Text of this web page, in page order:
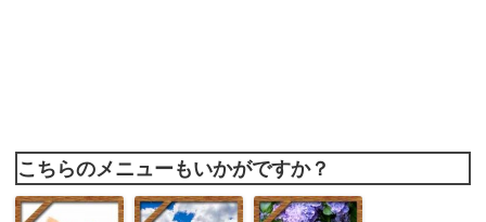
こちらのメニューもいかがですか？